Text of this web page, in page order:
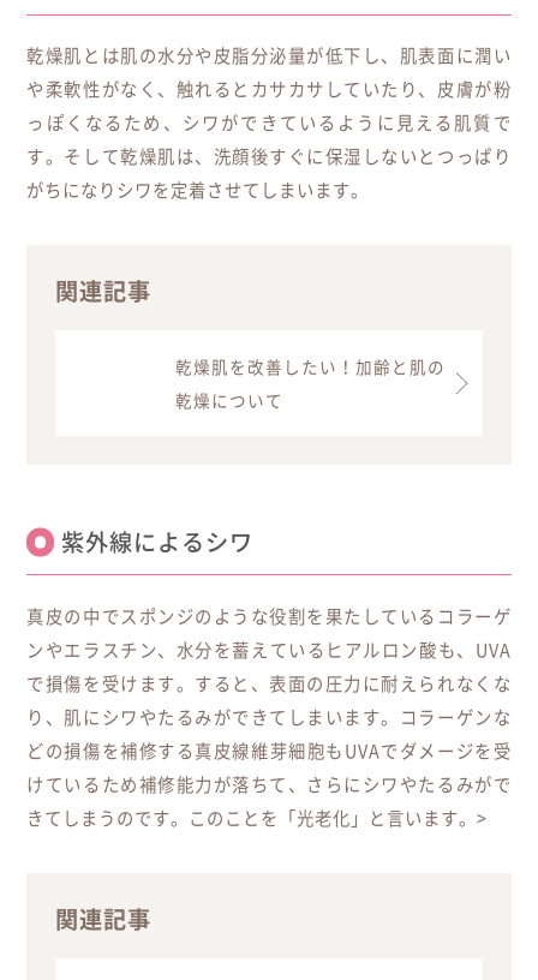
乾燥肌とは肌の水分や皮脂分泌量が低下し、肌表面に潤い
や柔軟性がなく、触れるとカサカサしていたり、皮膚が粉
っぽくなるため、シワができているように見える肌質で
す。そして乾燥肌は、洗顔後すぐに保湿しないとつっぱり
がちになりシワを定着させてしまいます。
関連記事
乾燥肌を改善したい！加齢と肌の
乾燥について
紫外線によるシワ
真皮の中でスポンジのような役割を果たしているコラーゲ
ンやエラスチン、水分を蓄えているヒアルロン酸も、UVA
で損傷を受けます。すると、表面の圧力に耐えられなくな
り、肌にシワやたるみができてしまいます。コラーゲンな
どの損傷を補修する真皮線維芽細胞もUVAでダメージを受
けているため補修能力が落ちて、さらにシワやたるみがで
きてしまうのです。このことを「光老化」と言います。>
関連記事